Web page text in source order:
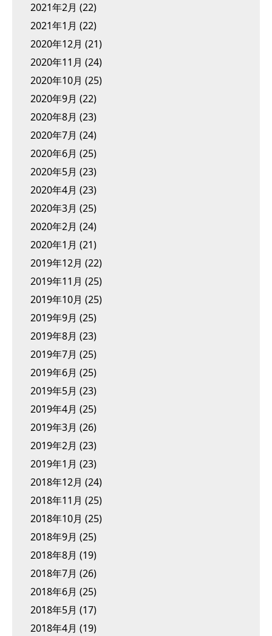
2021年2月 (22)
2021年1月 (22)
2020年12月 (21)
2020年11月 (24)
2020年10月 (25)
2020年9月 (22)
2020年8月 (23)
2020年7月 (24)
2020年6月 (25)
2020年5月 (23)
2020年4月 (23)
2020年3月 (25)
2020年2月 (24)
2020年1月 (21)
2019年12月 (22)
2019年11月 (25)
2019年10月 (25)
2019年9月 (25)
2019年8月 (23)
2019年7月 (25)
2019年6月 (25)
2019年5月 (23)
2019年4月 (25)
2019年3月 (26)
2019年2月 (23)
2019年1月 (23)
2018年12月 (24)
2018年11月 (25)
2018年10月 (25)
2018年9月 (25)
2018年8月 (19)
2018年7月 (26)
2018年6月 (25)
2018年5月 (17)
2018年4月 (19)